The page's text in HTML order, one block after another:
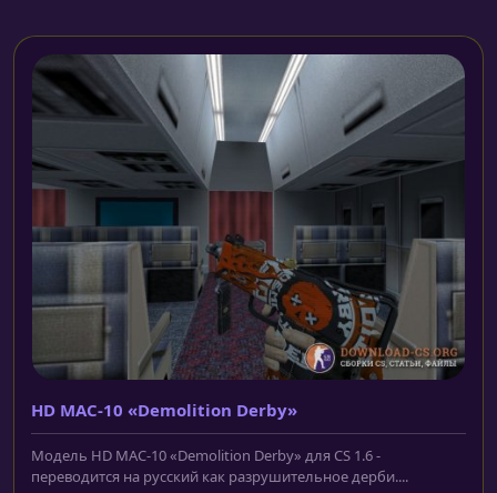
HD MAC-10 «Demolition Derby»
Модель HD MAC-10 «Demolition Derby» для CS 1.6 -
переводится на русский как разрушительное дерби....